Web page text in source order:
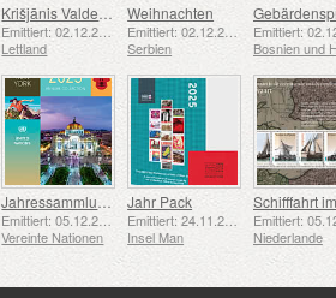
Krišjānis Valdemārs
Emittiert: 02.12.2025
Lettland
Weihnachten
Serbien
Jahressammlungsmappe (New York)
Vereinte Nationen
Jahr Pack
Insel Man
Niederlande